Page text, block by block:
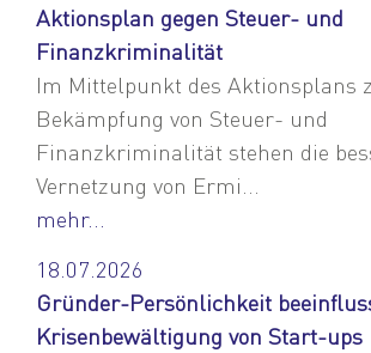
Aktionsplan gegen Steuer- und
Finanzkriminalität
Im Mittelpunkt des Aktionsplans
Bekämpfung von Steuer- und
Finanzkriminalität stehen die
Vernetzung von Ermi...
mehr...
18.07.2026
Gründer-Persönlichkeit
Krisenbewältigung von Start-ups